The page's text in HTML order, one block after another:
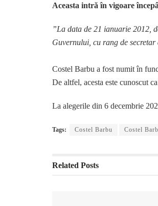
Aceasta intră în vigoare
”La data de 21 ianuarie 2012,
Guvernului, cu rang de secretar
Costel Barbu a fost numit în
De altfel, acesta este cunoscut
La alegerile din 6 decembrie
Tags: Costel Barbu Costel
Related Posts